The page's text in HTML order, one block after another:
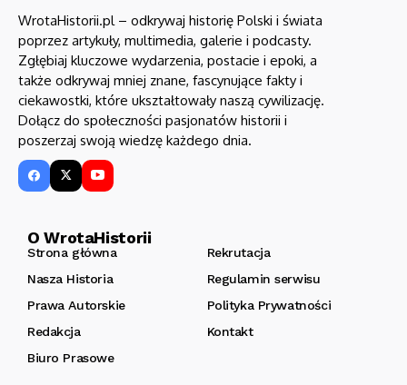
WrotaHistorii.pl – odkrywaj historię Polski i świata
poprzez artykuły, multimedia, galerie i podcasty.
Zgłębiaj kluczowe wydarzenia, postacie i epoki, a
także odkrywaj mniej znane, fascynujące fakty i
ciekawostki, które ukształtowały naszą cywilizację.
Dołącz do społeczności pasjonatów historii i
poszerzaj swoją wiedzę każdego dnia.
O WrotaHistorii
Strona główna
Rekrutacja
Nasza Historia
Regulamin serwisu
Prawa Autorskie
Polityka Prywatności
Redakcja
Kontakt
Biuro Prasowe